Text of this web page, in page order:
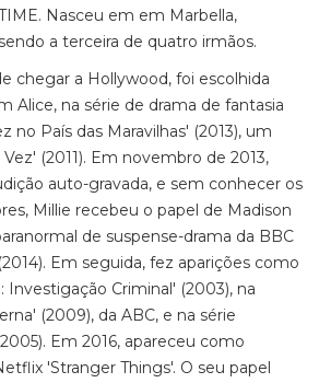
Nasceu em em Marbella,
a terceira de quatro irmãos.
chegar a Hollywood, foi escolhida
Alice, na série de drama de fantasia
no País das Maravilhas' (2013), um
(2011). Em novembro de 2013,
auto-gravada, e sem conhecer os
Millie recebeu o papel de Madison
de suspense-drama da BBC
Em seguida, fez aparições como
Investigação Criminal' (2003), na
(2009), da ABC, e na série
Em 2016, apareceu como
'Stranger Things'. O seu papel